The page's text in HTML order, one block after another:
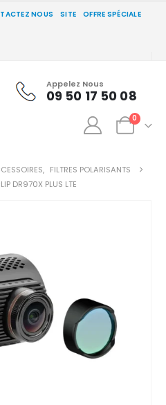
NOUS SITE OFFRE SPÉCIALE
Appelez Nous
09 50 17 50 08
0
, FILTRES POLARISANTS
DR970X PLUS LTE